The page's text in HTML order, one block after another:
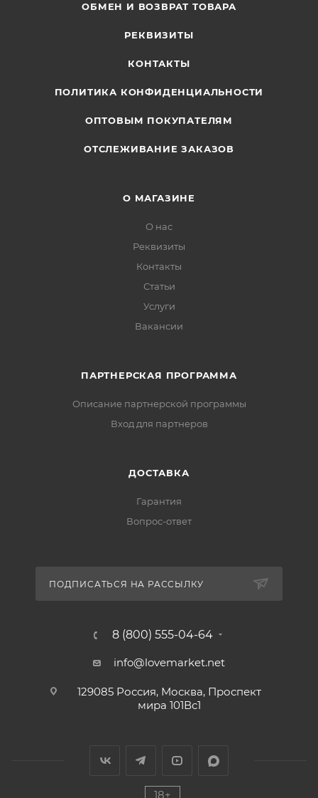
ОБМЕН И ВОЗВРАТ ТОВАРА
РЕКВИЗИТЫ
КОНТАКТЫ
ПОЛИТИКА КОНФИДЕНЦИАЛЬНОСТИ
ОПТОВЫМ ПОКУПАТЕЛЯМ
ОТСЛЕЖИВАНИЕ ЗАКАЗОВ
О МАГАЗИНЕ
О нас
Реквизиты
Контакты
Статьи
Услуги
Вакансии
ПАРТНЕРСКАЯ ПРОГРАММА
Описание партнерской программы
Вход для партнеров
ДОСТАВКА
Гарантия
Вопрос-ответ
ПОДПИСАТЬСЯ НА РАССЫЛКУ
8 (800) 555-04-64
info@lovemarket.net
129085 Россия, Москва, Проспект
мира 101Вс1
18+